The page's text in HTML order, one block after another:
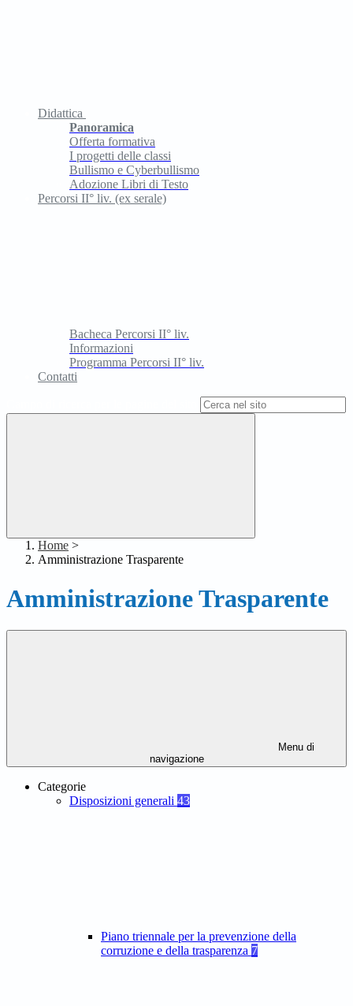
Didattica
Panoramica
Offerta formativa
I progetti delle classi
Bullismo e Cyberbullismo
Adozione Libri di Testo
Percorsi II° liv. (ex serale)
Bacheca Percorsi II° liv.
Informazioni
Programma Percorsi II° liv.
Contatti
Home >
Amministrazione Trasparente
Amministrazione Trasparente
Menu di
navigazione
Categorie
Disposizioni generali 43
Piano triennale per la prevenzione della
corruzione e della trasparenza 7